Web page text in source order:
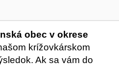
obec v okrese
krížovkárskom
Ak sa vám do